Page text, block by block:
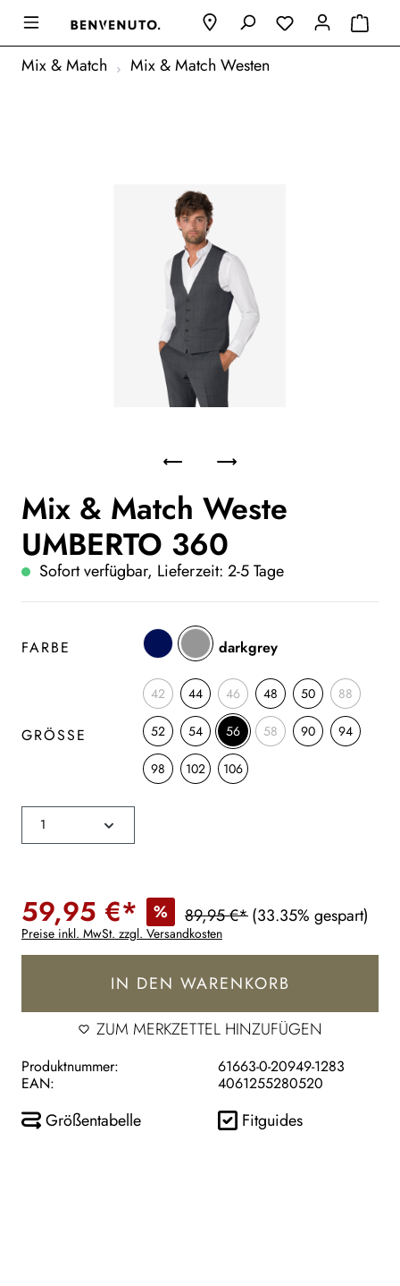
Mix & Match Mix & Match Westen
Mix & Match Weste
UMBERTO 360
Sofort verfügbar, Lieferzeit: 2-5 Tage
FARBE darkgrey
GRÖSSE
42 44 46 48 50 88
52 54 56 58 90 94
98 102 106
59,95 €* % 89,95 €*(33.35% gespart)
Preise inkl. MwSt. zzgl. Versandkosten
IN DEN WARENKORB
ZUM MERKZETTEL HINZUFÜGEN
Produktnummer:
61663-0-20949-1283
EAN:
4061255280520
Größentabelle Fitguides